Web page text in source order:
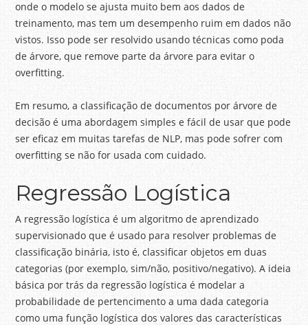
onde o modelo se ajusta muito bem aos dados de
treinamento, mas tem um desempenho ruim em dados não
vistos. Isso pode ser resolvido usando técnicas como poda
de árvore, que remove parte da árvore para evitar o
overfitting.
Em resumo, a classificação de documentos por árvore de
decisão é uma abordagem simples e fácil de usar que pode
ser eficaz em muitas tarefas de NLP, mas pode sofrer com
overfitting se não for usada com cuidado.
Regressão Logística
A regressão logística é um algoritmo de aprendizado
supervisionado que é usado para resolver problemas de
classificação binária, isto é, classificar objetos em duas
categorias (por exemplo, sim/não, positivo/negativo). A ideia
básica por trás da regressão logística é modelar a
probabilidade de pertencimento a uma dada categoria
como uma função logística dos valores das características